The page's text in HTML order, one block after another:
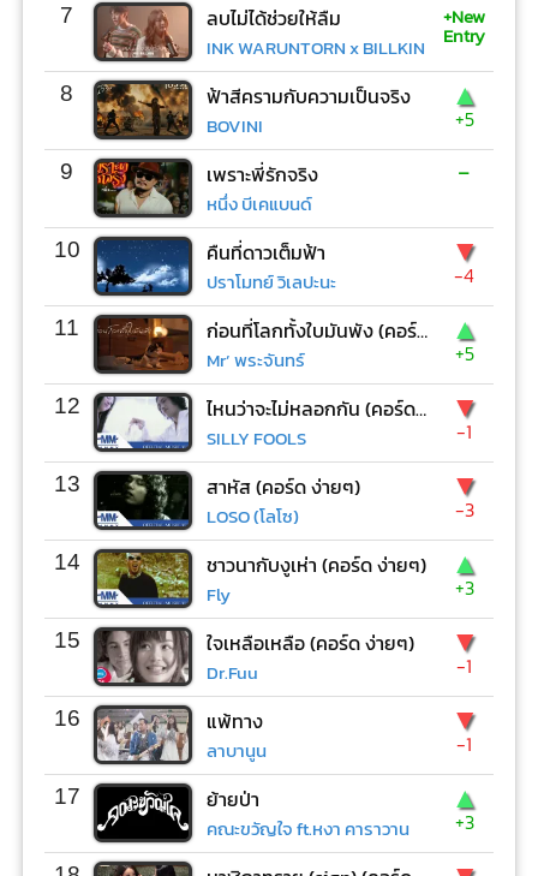
7 ลบไม่ได้ช่วยให้ลืม
INK WARUNTORN x BILLKIN
+New
Entry
8 ฟ้าสีครามกับความเป็นจริง
BOVINI
▲
+5
9 เพราะพี่รักจริง
หนึ่ง บีเคแบนด์
-
10 คืนที่ดาวเต็มฟ้า
ปราโมทย์ วิเลปะนะ
▼
-4
11 ก่อนที่โลกทั้งใบมันพัง (คอร์ด ง่ายๆ)
Mr’ พระจันทร์
▲
+5
12 ไหนว่าจะไม่หลอกกัน (คอร์ด ง่ายๆ)
SILLY FOOLS
▼
-1
13 สาหัส (คอร์ด ง่ายๆ)
LOSO (โลโซ)
▼
-3
14 ชาวนากับงูเห่า (คอร์ด ง่ายๆ)
Fly
▲
+3
15 ใจเหลือเหลือ (คอร์ด ง่ายๆ)
Dr.Fuu
▼
-1
16 แพ้ทาง
ลาบานูน
▼
-1
17 ย้ายป่า
คณะขวัญใจ ft.หงา คาราวาน
▲
+3